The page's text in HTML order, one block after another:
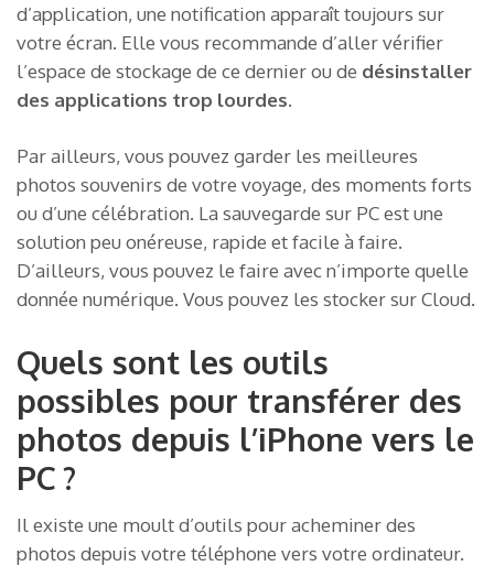
d’application, une notification apparaît toujours sur
votre écran. Elle vous recommande d’aller vérifier
l’espace de stockage de ce dernier ou de désinstaller
des applications trop lourdes.
Par ailleurs, vous pouvez garder les meilleures
photos souvenirs de votre voyage, des moments forts
ou d’une célébration. La sauvegarde sur PC est une
solution peu onéreuse, rapide et facile à faire.
D’ailleurs, vous pouvez le faire avec n’importe quelle
donnée numérique. Vous pouvez les stocker sur Cloud.
Quels sont les outils
possibles pour transférer des
photos depuis l’iPhone vers le
PC ?
Il existe une moult d’outils pour acheminer des
photos depuis votre téléphone vers votre ordinateur.